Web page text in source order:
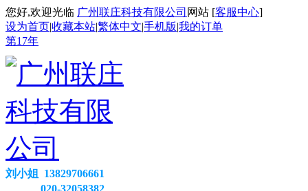
您好,欢迎光临 广州联庄科技有限公司 网站 [客服中心]
设为首页|收藏本站|繁体中文|手机版|我的订单
第17年
刘小姐 13829706661
020-32058382